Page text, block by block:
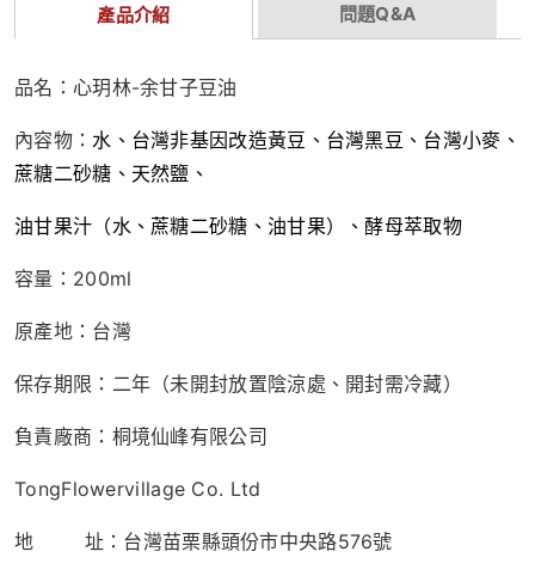
產品介紹 問題Q&A
品名：心玥林-余甘子豆油
內容物： 水、台灣非基因改造黃豆、台灣黑豆、台灣小麥、
蔗糖二砂糖、天然鹽、
油甘果汁（水、蔗糖二砂糖、油甘果）、酵母萃取物
容量：200ml
原產地：台灣
保存期限：二年（未開封放置陰涼處、開封需冷藏）
負責廠商：桐境仙峰有限公司
TongFlowervillage Co. Ltd
地 址：台灣苗栗縣頭份市中央路576號